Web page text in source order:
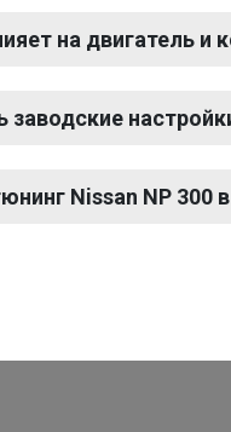
на двигатель и
Nissan NP 300